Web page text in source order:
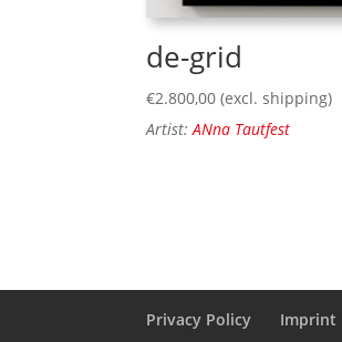
de-grid
€2.800,00 (excl. shipping)
Artist: ANna Tautfest
Privacy Policy Imprint